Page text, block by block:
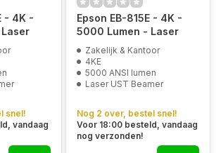
- 4K -
snel!
vandaag
Epson EB-815E - 4K -
5000 Lumen - Laser
Zakelijk & Kantoor
4KE
5000 ANSI lumen
Laser UST Beamer
Nog 2 over, bestel snel!
Voor 18:00 besteld, vandaag
nog verzonden!